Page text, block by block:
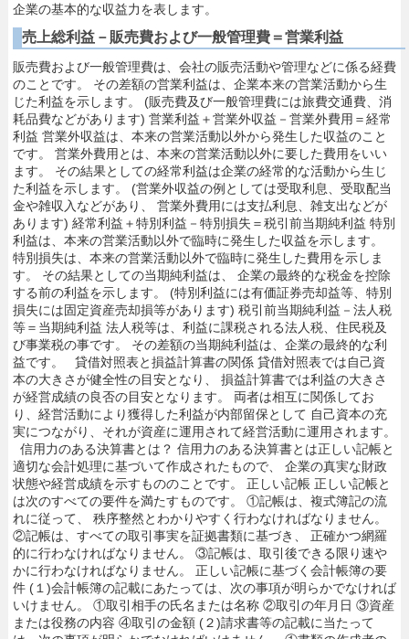
企業の基本的な収益力を表します。
売上総利益－販売費および一般管理費＝営業利益
販売費および一般管理費は、会社の販売活動や管理などに係る経費のことです。 その差額の営業利益は、企業本来の営業活動から生じた利益を示します。 (販売費及び一般管理費には旅費交通費、消耗品費などがあります) 営業利益＋営業外収益－営業外費用＝経常利益 営業外収益は、本来の営業活動以外から発生した収益のことです。 営業外費用とは、本来の営業活動以外に要した費用をいいます。 その結果としての経常利益は企業の経常的な活動から生じた利益を示します。 (営業外収益の例としては受取利息、受取配当金や雑収入などがあり、 営業外費用には支払利息、雑支出などがあります) 経常利益＋特別利益－特別損失＝税引前当期純利益 特別利益は、本来の営業活動以外で臨時に発生した収益を示します。 特別損失は、本来の営業活動以外で臨時に発生した費用を示します。 その結果としての当期純利益は、 企業の最終的な税金を控除する前の利益を示します。 (特別利益には有価証券売却益等、特別損失には固定資産売却損等があります) 税引前当期純利益－法人税等＝当期純利益 法人税等は、利益に課税される法人税、住民税及び事業税の事です。 その差額の当期純利益は、企業の最終的な利益です。 貸借対照表と損益計算書の関係 貸借対照表では自己資本の大きさが健全性の目安となり、 損益計算書では利益の大きさが経営成績の良否の目安となります。 両者は相互に関係しており、経営活動により獲得した利益が内部留保として 自己資本の充実につながり、それが資産に運用されて経営活動に運用されます。 信用力のある決算書とは？ 信用力のある決算書とは正しい記帳と適切な会計処理に基づいて作成されたもので、 企業の真実な財政状態や経営成績を示すもののことです。 正しい記帳 正しい記帳とは次のすべての要件を満たすものです。 ①記帳は、複式簿記の流れに従って、 秩序整然とわかりやすく行わなければなりません。 ②記帳は、すべての取引事実を証拠書類に基づき、 正確かつ網羅的に行わなければなりません。 ③記帳は、取引後できる限り速やかに行わなければなりません。 正しい記帳に基づく会計帳簿の要件 (１)会計帳簿の記載にあたっては、次の事項が明らかでなければいけません。 ①取引相手の氏名または名称 ②取引の年月日 ③資産または役務の内容 ④取引の金額 (２)請求書等の記載に当たっては、次の事項が明らかでなければいけません。 ①書類の作成者の氏名または名称 ②取引の年月日 ③資産または役務の内容 ④取引の金額 ⑤書類の交付を受ける当該業者の氏名または名称 会計帳簿の保存期間 法人税法上は、保存期間が7年(注)に定められています。 帳簿 総勘定元帳、現金出納帳、売掛帳、買掛帳、経費帳など 決算関係書類 損益計算書、貸借対照表など 証憑書類 ①現金・預貯金関係 領収書、小切手控、預貯金通帳、借用書など ②有価証券関係 有価証券受渡計算書、社債申込書など ③その他(棚卸資産関係以外) 契約書、請求書、見積書など ④棚卸資産関係 納品書、送り状、貨物受領書など (注)平成13年3月31日以前に開始した事業年度のものは「5年」です。 なお、商法では、 「商人は10年間、その商業帳簿及びその営業に関する重要な資料を保存することを要す」 と定められています。 中小企業会計の個別論点 金銭債権 金銭債権はどのように取り扱うか？ 金銭債権とは、金銭の給付を目的とする債権をいい、預金、受取手形、売掛金、 貸付金等を広く含む権利(債権)の総称で、会計処理及び表示は次のように取り扱います。 ・金銭債権にはその貸付金額を付す。 ・金銭債権の取得価額が債権金額と異なる場合は、取得価額で計上することができる。 会計処理のポイント (1)一般的な金銭債権 原則的取り扱い 金銭債権の評価額は、その債権金額を付します。 例外的取扱い 取得価額が債権金額と異なる場合は、取得価額で計上することができます。 債権金額より高い金額で買い入れたときは、 相当の増額した金額をもって貸借対照表に計上し、 債権金額より低い金額で買い入れたときその他相当の理由があるときは、 相当の減額した金額をもって、貸借対照表に計上することが認められています。 なお、債権金額と取得価額との差額が金利の調整であるときは、 決済期日までの期間にわたり、毎期一定の方法で加減して処理します。ただし、差額に 重要性が乏しい場合には、決済時点において差額を損益として認識することもできます。 (2)市場価格のある債権 市場価格のある金銭債権については、時価をもって貸借対照表価額とし、 評価額は、当期の損益として処理することができます。 (3)デリバティブ取引による債権 デリバティブ取引により生じる正味の債権及び債務は、 時価をもって貸借対照表価額とし、評価額は当期の損益として処理します。 ただしヘッジ目的でデリバティブ取引を行った場合、 ヘッジ対象資産に譲渡の事実がなく、かつ、そのデリバティブ取引がヘッジ対象資産に 係る損失発生のヘッジに有効である限り、損益の繰延べが認められています。 表示のポイント ①営業上の債権 ・売掛金、受取手形その他営業取引によって生じた債権は、流動資産に表示する。 ・破産債権等で決算終了後1年以内に弁済を受けることができないことが 明らかなものは、投資その他資産に表示する。 ②営業上の債権以外の債権 ・その履行時期が決算終了後1年以内に到来するもの又は到来すると 認められるものは、流動資産に表示する。 ・上記以外のものは、投資その他資産に表示する。 ③支配株主等に対する金銭債権 ・支配株主又は子会社に対する金銭債権は、その科目ごとに区分表示する。 注記事項 ・取締役等に対する金銭債権は、総額を注記 ・受取手形割引額等は、それぞれ注記。 ・支配株主等に対する金銭債権は、その科目ごと又は一括して注記。 貸倒損失・貸倒引当金 貸倒損失、貸倒引当金はどのように取り扱うか？ 貸倒損失とは、金銭債権の回収不能による損失をいいます。 貸倒引当金とは、 決算日における金銭債権の貸倒の見積り額を引当て計上したものです。 それぞれの会計処理及び表示は、次のように取り扱います。 貸倒損失 法的に債権が消滅した場合のほか、回収不能な債権がある場合は、 その金額を貸倒損失として計上し、債権金額から控除します。 貸倒引当金 (1)金銭債権について、取立不能のおそれがある場合には、 取立不能見込額を貸倒引当金として計上しなければならない。 (2)取立不能見込額については、債権の区分に応じて算定する。財政状態に重大な問題が 生じている債務者に対する金銭債権については、個別の債権ごとに評価する。 (3)財政状態に重大な問題が生じていない債務者に対する金銭債権に対する 取立不能見込額は、それらの債権を一括して又は債権の種類ごとに、 過去の貸倒実績率等合理的な基準により算定する。 会計処理のポイント 取立不能見込額は、債務者の財政状態及び経営成績に応じて「一般債権」 「貸倒懸念債権」「破産更正債権等」に区分し算定します。 ・一般債権とは、経営状態に重大な問題が生じていない債務者に対する債権です。 算定方法は、債権全体又は同種・同類の債権ごとに、債権の状況に応じて求めた過去の 貸倒実績率等の合理的な基準(貸倒実績率法)により算定します。 ・貸倒懸念債権とは、経営破綻の状態には至っていないが、債務の弁済に重大な問題が 生じているか又は生じる可能性の高い債務者に対する債権です。 算定方法は、原則として、債権金額から担保の処分見込額及び保証による回収見込額を 減額し、その残額について債務者の財政状態及び経営成績を考慮して算定します。 ・破産更正等債権とは、経営破綻又は実質的に経営破綻に陥っている債務者に対する債権です。 算定方法は、債権金額から担保の処分見込額及び保証による回収見込額を減額し、 その残額を取立不能額とします。 表示のポイント (1)貸借対照表上の表示 対象となった各科目ごとに控除形式で表示するのが原則です。 例外として①流動資産又は投資その他の資産から一括して控除形式で表示する ②対象となった科目から直接控除して注記する場合があります。 (2)損益計算上の表示 貸倒引当金の繰入、戻入(取崩)は債権の区分ごとに行います。当期に直接償却により 債権額と相殺した後、貸倒引当金に期末残高があるときは、これを当期繰入額と相殺します。 ・繰入額の方が多い場合は、その差額を貸倒繰入金引当額として次のように表示します。 ① 営業上の取引に基づいて発生した債権に対するものは販売費とします。 ② ①、③以外のものは営業外費用とします。 ③ 臨時かつ巨額のものは特別損失とします。 ・取崩額の方が多い場合 その取崩差額を特別利益に計上します。 有価証券 有価証券はどのように取り扱うか？ ・有価証券(株式、債券、投資信託等)は、保有目的等の観点から4つに分類されます。 そして原則としてそれぞれの分類に応じた評価を行います。 (1)売買目的有価証券 (2)満期保有目的の債券 (3)子会社株式及び関連会社株式 (4)その他有価証券 ・有価証券は売買目的有価証券に該当する場合を除き、取得価額をもって 貸借対照表価額とすることができる。ただしその他有価証券に該当する市場価格のある 株式を多額に保有している場合には、当該有価証券を時価をもって貸借対照表価額とし、 評価差額(税効果考慮後の額)は資本の部に計上する。 ・市場価格のある有価証券を取得原価で貸借対照表に計上する場合であっても、 時価が著しく下落した時は、将来回復の見込がある場合を除き、時価をもって 貸借対照表価額とし、評価差額は特別損失に計上する。 会計処理のポイント 有価証券は保有目的の観点から、売買目的有価証券、満期保有目的の債券、 子会社及び関連会社株式、その他有価証券(市場価格あり、市場価格なし)に4分類され、 以下のように会計処理されます。 ①売買目的有価証券の貸借対照表価額は時価で処理し、評価差額は当期の損益とします。 ②満期保有目的の債券の処理方法には原則と例外があります。 原則は、貸借対照表額は取得原価で処理し、評価差額は該当なしです。 例外は、貸借対照表額は償却原価で処理し、評価差額は償却原価法による差額とします。 ③子会社株式及び関連会社株式の貸借対照表額は取得原価で処理し評価差額は資本の部です。 ④その他有価証券は市場価格ありと市場価格なしの2つがあります。 市場価格ありの貸借対照表額は時価で処理し、評価差額は資本の部です。 市場価格なしの貸借対照表額は償却原価で処理し、評価差額は償却原価法による差額です。 有価証券の減損処理 (１)市場価格のある有価証券 時価が著しく下落したときは、回復する見込があると認められる場合を除き、時価を もって貸借対照表価額とし、評価差額は当期に損失として処理しなければなりません。 著しく下落したときとは、少なくとも個々の銘柄の有価証券の時価が、取得原価に 比べて50パーセント以上下落した場合をいいます。 (２)市場価格のない有価証券 発行会社の財政状態の悪化により実質価額が著しく低下したときは、相当の減額を行い、 評価差額は当期の損失として処理しなければなりません。 著しく低下したときとは、少なくとも株式の実質価額が取得原価に比べて50％以上低下した 場合をいいます。ただし市場価格のない株式の実質価額について、回復可能性が十分な証拠 によって裏付けられる場合には、期末において相当の減額をしないことも認められます。 棚卸資産 棚卸資産はどのように取り扱うか？ 棚卸資産は、通常は次の3つに分類することができます。 ①営業過程において販売するために保有する資産を、商品、製品等といいます。 ②販売する製品の生産のための生産過程にある資産を、仕掛品等といいます。 ③生産のための直接、間接に使用する資産を、原材料、貯蔵品等といいます。 棚卸資産の会計処理は次のように取り扱います。 １．取得価額 棚卸資産の取得原価は、購入代価または製造原価に引取費用等の付随費用を加算する。 ただし少額な付随費用は取得原価に加算しないことができる。 ２．評価基準 棚卸資産の評価基準は、原価法または定額法を用います。原価法を採用した場合 において、棚卸資産の時価が取得価額より低いときは、将来回復の見込がある場合を 除き、時価で評価しなければなりません。 ３．評価方法 棚卸資産の評価方法は、個別法、先入先出法、後入先出法、総平均法、移動平均法、 売価還元法など、一般に認められる方法にしなければなりません。 なお、最終仕入原価法も、 期間損益の計算上著しい弊害がない場合には、用いることができます。 棚卸資産の評価と売上総利益 (1)利益の確定の観点 損益計算書においては、棚卸資産の評価の如何で売上総利益が変わります。 そのため会社の経営成績を表す売上総利益を正しく認識するためには、 棚卸資産を真実に基づいて適正に評価することが必要です。 たとえば期末在庫を過大に評価すれば、 売上原価は下がり、売上総利益は過大になります。 逆に期末在庫を過小に評価すれば、 売上原価は上がり、売上総利益は過小になります。 (２)資金繰りの観点 会社経営では受注したら、 すぐ納品できるように、必要十分な在庫を保有しなければなりません。 しかしながら在庫が多ければ多いほど、それに伴う必要資金が増加します。 適正な在庫数量の水準を見極めることが経営者の重要な意思決定といえます。 経過勘定等 経過勘定はどのように取り扱うか？ 経過勘定とは、損益の見越し、繰延べとして、貸借対照表の資産の部または負債の 部に計上される項目で、前払費用、前受収益、未払費用、未収収益等があります。 経過勘定等の会計処理及び記帳は次にように取り扱います。 ・前払費用及び前受収益は、当期の損益計算に含めず、 未払費用及び未収収益は当期の損益計算に含めなければならない。 ・前払費用、前受収益、未払費用及び未収収益等については、 重要性の乏しいものは、経過勘定項目として処理しないことができる。 経過勘定項目の内容と表示のポイント ①前払費用とは、一定の契約に従い、継続して役務の提供を受ける場合、 いまだ提供されていない役務に対して支払われた対価です。 表示科目は前払費用で表示箇所は流動資産です。 なお長期前払費用(決算日後1年を超えて費用となる部分)の 表示箇所は投資その他資産です。 ②前受収益とは、一定の契約に従い、継続して役務の提供を行う場合、 いまだ提供してない役務に対して支払いを受けた対価のことです。 表示科目は前受収益で表示箇所は流動負債です。 なお長期前受収益(決算日後1年を超えて収益となる部分)の表示箇所は固定負債です。 ③未払費用とは、一定の契約に従い、継続して役務の提供を受ける場合、 既に提供された役務に対していまだその対価の支払いが終わらないもののことです。 表示科目は未払い費用で表示箇所は流動負債です。 ④未収収益とは一定の契約に従い、継続して役務の提供を行う場合、 既に提供した役務に対していまだその対価の支払いを受けていないもののことです。 表示科目は未収収益で表示箇所は流動資産です。 固定資産 固定資産はどのように取り扱うか？ 固定資産とは長期にわたって、 その事業活動の用に供するために所有する資産をいいます。 固定資産の会計処理は次のように行います。 １．固定資産の減価償却 固定資産の減価償却は、経営状況により任意に行うことなく、①定率法、 ②定額法その他の方法に従い毎期継続して規則的な償却を行う。 ただし法人税法上の規定による償却限度額をもって償却額とすることができる。 ①の定率法とは毎期一定割合で価値が減ると考える計算法です。 【減価償却費＝期末未償却残高×一定率】 ②の定額法とは毎期一定額の価値が減ると考える計算法です。 【減価償却費＝(取得価額－残存価額)÷耐用年数】 ２．圧縮記帳 圧縮記帳は、利益処分方式により行う。 ただし、国庫補助金、工事負担金等で取得した資産並びに交換、収容等及び 特定の資産の買換えで交換に準ずると認められるものにより取得した資産については、 直接減額方式によることができる。 ３．固定資産の減損 予測できなかった著しい資産価値の下落があった際には、 減損額を控除しなければならない。 なお、当該減損額は減損損失として損益計算書の特別損失に計上する。 減損には①物理的減損、②機能的減損、③その他、があります。 ①物理的減損とは、災害、事故等による資産価値の下落です。 ②機能的減損とは、新製品、新技術による資産価値の下落です。 ③その他とは、将来使用の見込がないこと(注)又は固定資産の用途を転用したが 採算が見込めないことのいずれかに該当し、かつ、時価が著しく下落している場合。 (注)資産が相当期間遊休状態にあれば、通常、将来使用の見込がないことと判断されます。 ４．ゴルフ会員権 ゴルフ会員権は取得減価で評価します。 ただし、時価があるものについて時価が著しく下落した場合又時価がないものについて 発行会社の財政状態が著しく悪化した場合には、減損処理を行います。 繰延資産 繰延資産はどのように取り扱うか？ 繰延資産とは、既に支払が完了し又は支払い義務が確定し、これに対応する役務の 提供を受けたにもかかわらず、その効果が将来にわたって発現するものの期待される 費用を資産として繰り延べたものをいいます。 繰延資産の会計処理は、次のように取り扱います。 １．商法上の繰延資産 ・創立費、開業費、研究費及び開発費、新株発行費等、社債発行費、社債発行差金は、 原則として費用処理します。なお、繰延資産として計上することもできます。 ・研究費及開発費のうち、 新知識の発見を目的とした計画的な調査及び探求並びに申請品等への研究成果 その他の知識の具体化にかかる費用は、その発生時に費用処理することが望ましい。 ２．法人税法上の繰延資産 費用として処理しなかった税法固有の繰延資産は、長期前払費用として計上します。 ３．償却額と償却期間 ①商法上の繰延資産の償却期間について、創立費、開業費、研究費及び開発費は５年以内、 新株発行費等、社債発行費は３年以内、社債発行差金は社債償還の期限内です。 償却額については、毎期均等以上の償却を行います。 ②税法固有の繰延資産 法人が支出する次の５つの費用(資産の取得に要した金額及び前払費用を除く)のうち、 支出の効果がその支出の日以後１年以上におよぶもの ・自己が便益を受ける公共的施設又は共同的施設の設置又は改良のために支出する費用 ・資産を賃借し又は使用するために支出する権利金、立退料その他の費用 ・役務の提供を受けるために支出する権利金その他の費用 ・製品等の広告宣伝の用に供する資産を贈与したことにより生ずる費用 ・上記４つに掲げる費用のほか、自己が便益を受けるために支出する費用 償却額については法人税法で定める償却期間に応じて、 計算した償却限度額の範囲内で償却を行います。 金銭債務 金銭債務はどのように取り扱うか？ 金銭債務とは、金銭の支払いを目的とする債務をいい、支払手形、買掛金、 借入金、社債（私募債を含む）等を広く含む支払義務（債務）の総称です。 なお、金銭債務は、網羅的に計上します。 金銭債務の会計処理及び表示は、次のように取り扱います。 会計処理のポイント （１）支払手形、買掛金、借入金その他の債務は、 債務金額を付さなければなりません。 （２）社債は、社債金額をもって貸借対照表価額とします。 ただし、社債を社債金額よりも低い金額で発行した場合には、その差額に相当する 金額を社債発行差金として資産の部に計上し、 社債償還の期限内に毎期均等額以上の償却をしなければなりません。 表示のポイント ①買掛金、支払手形その他営業取引によって生じた金銭債務を、 営業上の債務といい、流動負債に表示します。 ②借入金その他①の金銭債務以外の金銭債務とは、 その支払いの期限が決算後１年以内に到来するもの又は到来すると 認められるもののことです。流動負債に表示します。 ③ ①及び②以外の金銭債務は、固定負債に表示します。 ④支配株主等（支配株主又は子会社）に対する金銭債務は、 その科目ごとに区分表示（注記でも可）します。 【注記事項】 取締役等(取締役、監査役等)に対する金銭債務は、総額を注記します。 支配株主等に対する金銭債務(貸借対照表に区分表示しない場合)は、 その科目ごとに一括して注記します。 引当金 引当金はどのように取り扱うか？ 引当金とは、会社が将来支出すると予測できる大きな出費に備えて、あらかじめ 準備しておく費用の見積もり額です。 １．引当金設定の要件 将来の特定の費用又は損失であって、その発生が当期以前の事象に起因し、発生の 可能性が高く、かつ、その金額を合理的に見積もることができる場合には、当期の 負担に属する金額を当期の費用又は損失とし、引当金に繰り入れなければならない。 (１)次のすべての要件に該当するものは、引当金として計上しなければなりません。 ・将来の特定の費用又は損失であること ・発生が当期以前の事象に起因していること ・発生の可能性が高いこと ・金額を合理的に見積もることができること (２)引当金のうち、当期の負担に属する部分の金額を当期の費用又は損失として 計上しなければなりません。 引当金計上の意義 引当金の見積もり計算は面倒ですが、見積もりをしておく必要があります。 将来発生するものであっても登記にその原因があるような場合には、当期の 負担分として、きちんと決算書に反映させなければなりません。 引当金をきちんと計上しないと、自己資本が過大に計上されてしまうからです。 たとえばボーナスの支給に備えて引当金を設定する、 賞与引当金などはよく使われる引当金です。 期末において見積額を引当金として設定することで、 本来の真実な財政状態が示されるのです。 退職給付債務・退職給付引当金 退職給付債務、退職給付引当金はどのように取り扱うか？ 就業規則の定めに基づく退職一時金制度、厚生年金基金、適格退職年金及び 確定給付企業年金の退職給付制度を採用している会社にあっては、従業員との 関係で法的債務を負っていることになるため、引当金の計上が必要です。 具体的には次のように取り扱います。 １．確定給付型退職給付債務の計算方法(簡便的方法) 確定給付型退職給付制度(退職一時金制度、厚生年金基金、適格退職年金及び 確定給付企業年金)を採用している場合は、原則として簡便的方法である退職 給付にかかる期末自己都合要支給額を退職給付債務とする方法を適用すること ができます。→ 退職給付引当金を計上 する。 ２．中小企業退職金共済制度等の会計処理 中小企業退職金共済制度、特定退職金共済制度及び確定拠出型年金